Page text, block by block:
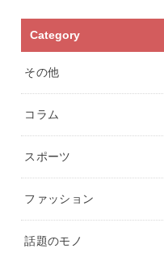
Category
その他
コラム
スポーツ
ファッション
話題のモノ